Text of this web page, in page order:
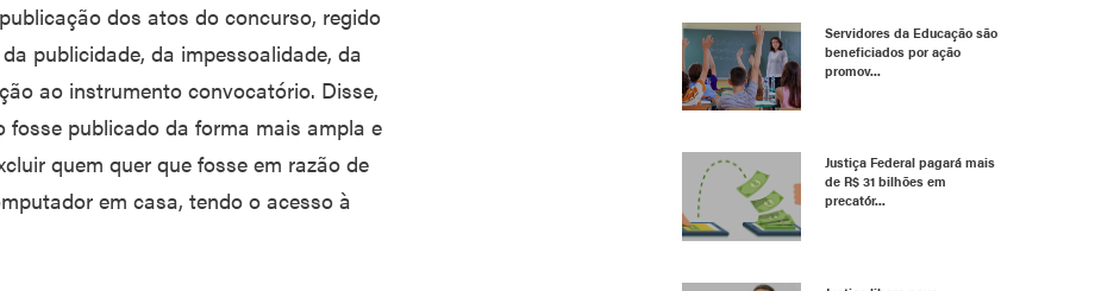
dos atos do concurso, regido
publicidade, da impessoalidade, da
ao instrumento convocatório. Disse,
publicado da forma mais ampla e
quem quer que fosse em razão de
em casa, tendo o acesso à
Servidores da Educação são
beneficiados por ação
promov...
Justiça Federal pagará mais
de R$ 31 bilhões em
precatór...